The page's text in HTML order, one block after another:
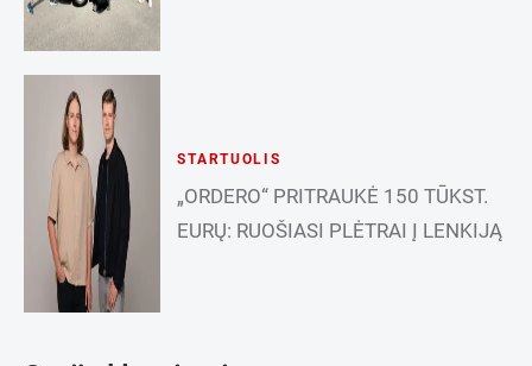
STARTUOLIS
„ORDERO“ PRITRAUKĖ 150 TŪKST.
EURŲ: RUOŠIASI PLĖTRAI Į LENKIJĄ